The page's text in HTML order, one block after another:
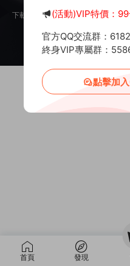
下載用戶僅供學習交流，若使用商
Copyright © 2012-2025
投訴郵箱：
首頁 發現
(活動)VIP特價：
官方QQ交流群：
終身VIP專屬群：
點擊加